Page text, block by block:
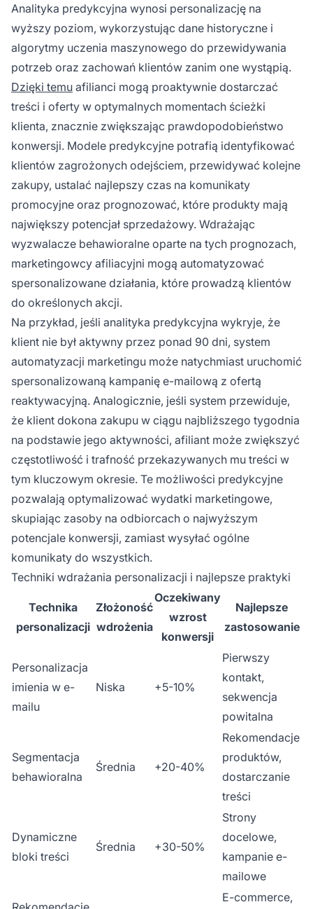
Analityka predykcyjna wynosi personalizację na
wyższy poziom, wykorzystując dane historyczne i
algorytmy uczenia maszynowego do przewidywania
potrzeb oraz zachowań klientów zanim one wystąpią.
Dzięki temu afilianci mogą proaktywnie dostarczać
treści i oferty w optymalnych momentach ścieżki
klienta, znacznie zwiększając prawdopodobieństwo
konwersji. Modele predykcyjne potrafią identyfikować
klientów zagrożonych odejściem, przewidywać kolejne
zakupy, ustalać najlepszy czas na komunikaty
promocyjne oraz prognozować, które produkty mają
największy potencjał sprzedażowy. Wdrażając
wyzwalacze behawioralne oparte na tych prognozach,
marketingowcy afiliacyjni mogą automatyzować
spersonalizowane działania, które prowadzą klientów
do określonych akcji.
Na przykład, jeśli analityka predykcyjna wykryje, że
klient nie był aktywny przez ponad 90 dni, system
automatyzacji marketingu może natychmiast uruchomić
spersonalizowaną kampanię e-mailową z ofertą
reaktywacyjną. Analogicznie, jeśli system przewiduje,
że klient dokona zakupu w ciągu najbliższego tygodnia
na podstawie jego aktywności, afiliant może zwiększyć
częstotliwość i trafność przekazywanych mu treści w
tym kluczowym okresie. Te możliwości predykcyjne
pozwalają optymalizować wydatki marketingowe,
skupiając zasoby na odbiorcach o najwyższym
potencjale konwersji, zamiast wysyłać ogólne
komunikaty do wszystkich.
Techniki wdrażania personalizacji i najlepsze praktyki
Technika
personalizacji
Złożoność
wdrożenia
Oczekiwany
wzrost
konwersji
Najlepsze
zastosowanie
Personalizacja
imienia w e-
mailu
Niska +5-10%
Pierwszy
kontakt,
sekwencja
powitalna
Segmentacja
behawioralna
Średnia +20-40%
Rekomendacje
produktów,
dostarczanie
treści
Dynamiczne
bloki treści
Średnia +30-50%
Strony
docelowe,
kampanie e-
mailowe
E-commerce,